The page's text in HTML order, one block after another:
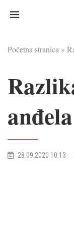
Početna stranica »
28.09.2020 10:13